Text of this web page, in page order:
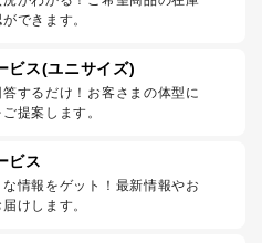
できます。
ビス(ユニサイズ)
するだけ！お客さまの体型に
提案します。
ビス
情報をゲット！最新情報やお
けします。